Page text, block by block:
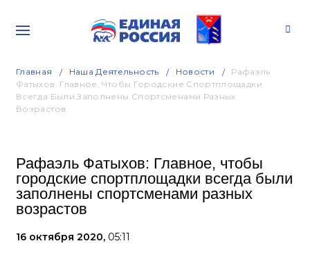
Главная Наша Деятельность Новости
Рафаэль
Фатыхов: Главное, Чтобы Городские Спортплощадки
Всегда Были Заполнены Спортсменами Разных
Возрастов
Рафаэль Фатыхов: Главное, чтобы
городские спортплощадки всегда были
заполнены спортсменами разных
возрастов
16 октября 2020, 05:11